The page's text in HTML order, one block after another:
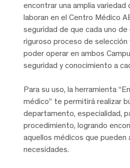
encontrar una amplia
laboran en el Centro Médico
seguridad de que cada uno de
riguroso proceso de selección
poder operar en ambos
seguridad y conocimiento a
Para su uso, la herramienta
médico” te permitirá realizar
departamento, especialidad,
procedimiento, logrando
aquellos médicos que
necesidades.